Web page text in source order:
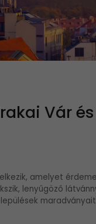
Vár
amelyet
lenyűgöző